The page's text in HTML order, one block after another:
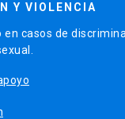
Y VIOLENCIA
en casos de